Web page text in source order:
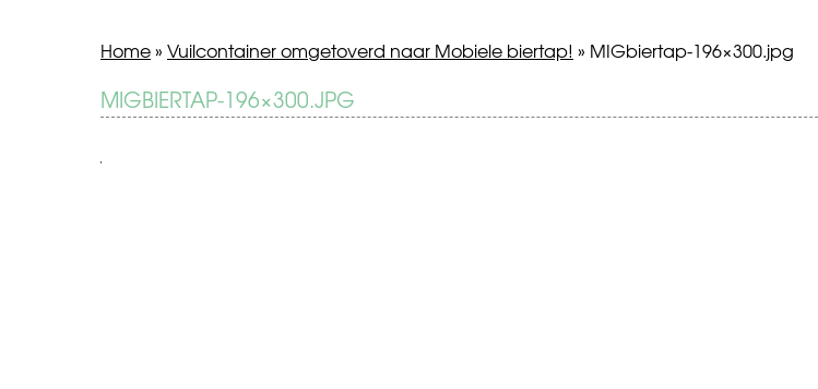
Home» Vuilcontainer omgetoverd naar Mobiele biertap! » MIGbiertap-196×300.jpg
MIGBIERTAP-196×300.JPG
BERICHT
NAVIGATIE
Vuilcontainer
omgetoverd
Mobiele